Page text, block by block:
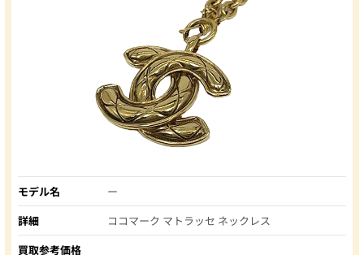
モデル名
ー
詳細
ココマーク マトラッセ ネックレス
買取参考価格